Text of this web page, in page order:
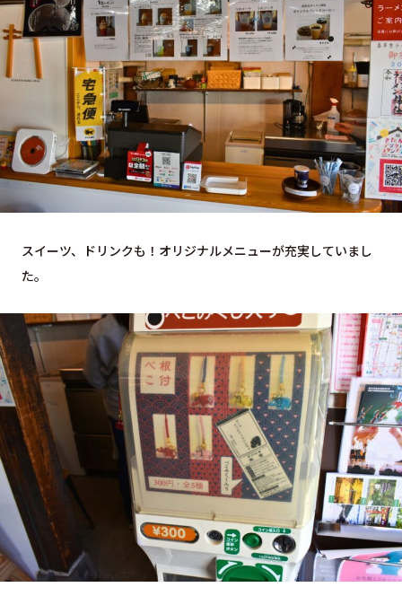
スイーツ、ドリンクも！オリジナルメニューが充実していまし
た。